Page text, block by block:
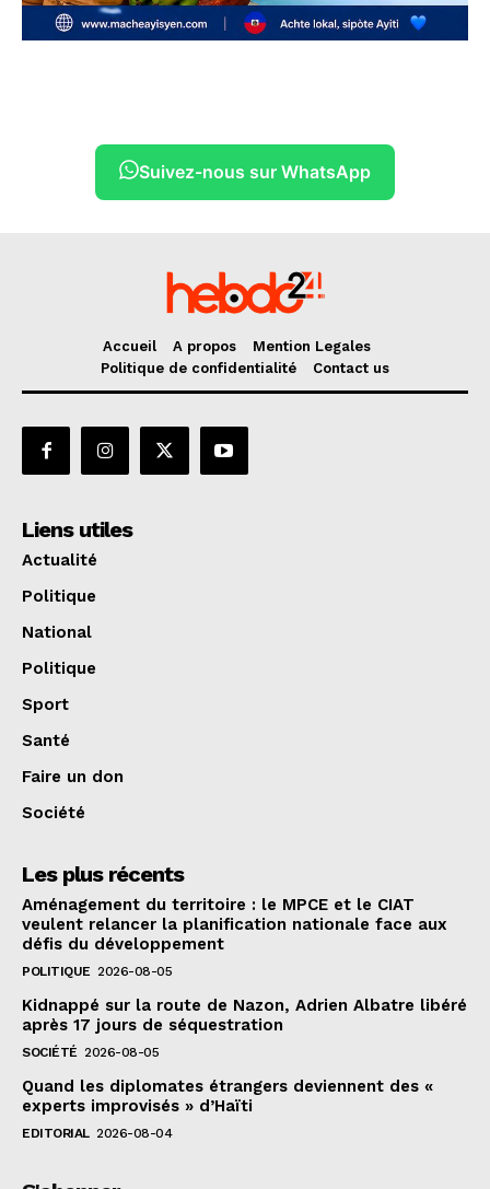
Suivez-nous sur WhatsApp
Accueil A propos
Mention Legales
Politique de confidentialité
Contact us
Liens utiles
Actualité
Politique
National
Politique
Sport
Santé
Faire un don
Société
Les plus récents
Aménagement du territoire : le MPCE et le CIAT
veulent relancer la planification nationale face aux
défis du développement
POLITIQUE 2026-08-05
Kidnappé sur la route de Nazon, Adrien Albatre libéré
après 17 jours de séquestration
SOCIÉTÉ 2026-08-05
Quand les diplomates étrangers deviennent des «
experts improvisés » d’Haïti
EDITORIAL 2026-08-04